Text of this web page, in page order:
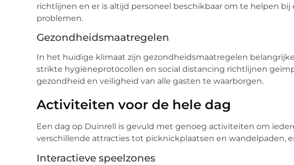
richtlijnen en er is altijd personeel beschikbaar om te helpen bij
problemen.
Gezondheidsmaatregelen
In het huidige klimaat zijn gezondheidsmaatregelen
strikte hygiëneprotocollen en social distancing richtlijnen
gezondheid en veiligheid van alle gasten te waarborgen.
Activiteiten voor de hele dag
Een dag op Duinrell is gevuld met genoeg activiteiten om
verschillende attracties tot picknickplaatsen en wandelpaden,
Interactieve speelzones